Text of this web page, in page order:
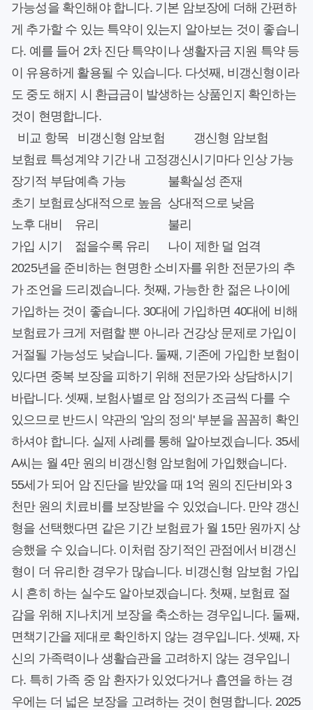
가능성을 확인해야 합니다. 기본 암보장에 더해 간편하
게 추가할 수 있는 특약이 있는지 알아보는 것이 좋습니
다. 예를 들어 2차 진단 특약이나 생활자금 지원 특약 등
이 유용하게 활용될 수 있습니다. 다섯째, 비갱신형이라
도 중도 해지 시 환급금이 발생하는 상품인지 확인하는
것이 현명합니다.
비교 항목
비갱신형 암보험
갱신형 암보험
보험료 특성계약 기간 내 고정갱신시기마다 인상 가능
장기적 부담예측 가능
불확실성 존재
초기 보험료상대적으로 높음 상대적으로 낮음
노후 대비
유리
불리
가입 시기
젊을수록 유리
나이 제한 덜 엄격
2025년을 준비하는 현명한 소비자를 위한 전문가의 추
가 조언을 드리겠습니다. 첫째, 가능한 한 젊은 나이에
가입하는 것이 좋습니다. 30대에 가입하면 40대에 비해
보험료가 크게 저렴할 뿐 아니라 건강상 문제로 가입이
거절될 가능성도 낮습니다. 둘째, 기존에 가입한 보험이
있다면 중복 보장을 피하기 위해 전문가와 상담하시기
바랍니다. 셋째, 보험사별로 암 정의가 조금씩 다를 수
있으므로 반드시 약관의 '암의 정의' 부분을 꼼꼼히 확인
하셔야 합니다. 실제 사례를 통해 알아보겠습니다. 35세
A씨는 월 4만 원의 비갱신형 암보험에 가입했습니다.
55세가 되어 암 진단을 받았을 때 1억 원의 진단비와 3
천만 원의 치료비를 보장받을 수 있었습니다. 만약 갱신
형을 선택했다면 같은 기간 보험료가 월 15만 원까지 상
승했을 수 있습니다. 이처럼 장기적인 관점에서 비갱신
형이 더 유리한 경우가 많습니다. 비갱신형 암보험 가입
시 흔히 하는 실수도 알아보겠습니다. 첫째, 보험료 절
감을 위해 지나치게 보장을 축소하는 경우입니다. 둘째,
면책기간을 제대로 확인하지 않는 경우입니다. 셋째, 자
신의 가족력이나 생활습관을 고려하지 않는 경우입니
다. 특히 가족 중 암 환자가 있었다거나 흡연을 하는 경
우에는 더 넓은 보장을 고려하는 것이 현명합니다. 2025